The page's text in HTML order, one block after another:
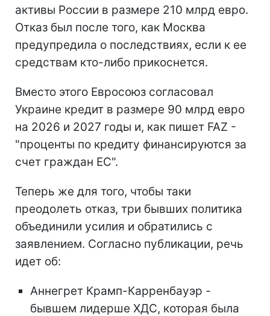
активы России в размере 210 млрд евро.
Отказ был после того, как Москва
предупредила о последствиях, если к ее
средствам кто-либо прикоснется.
Вместо этого Евросоюз согласовал
Украине кредит в размере 90 млрд евро
на 2026 и 2027 годы и, как пишет FAZ -
"проценты по кредиту финансируются за
счет граждан ЕС".
Теперь же для того, чтобы таки
преодолеть отказ, три бывших политика
объединили усилия и обратились с
заявлением. Согласно публикации, речь
идет об:
Аннегрет Крамп-Карренбауэр -
бывшем лидерше ХДС, которая была